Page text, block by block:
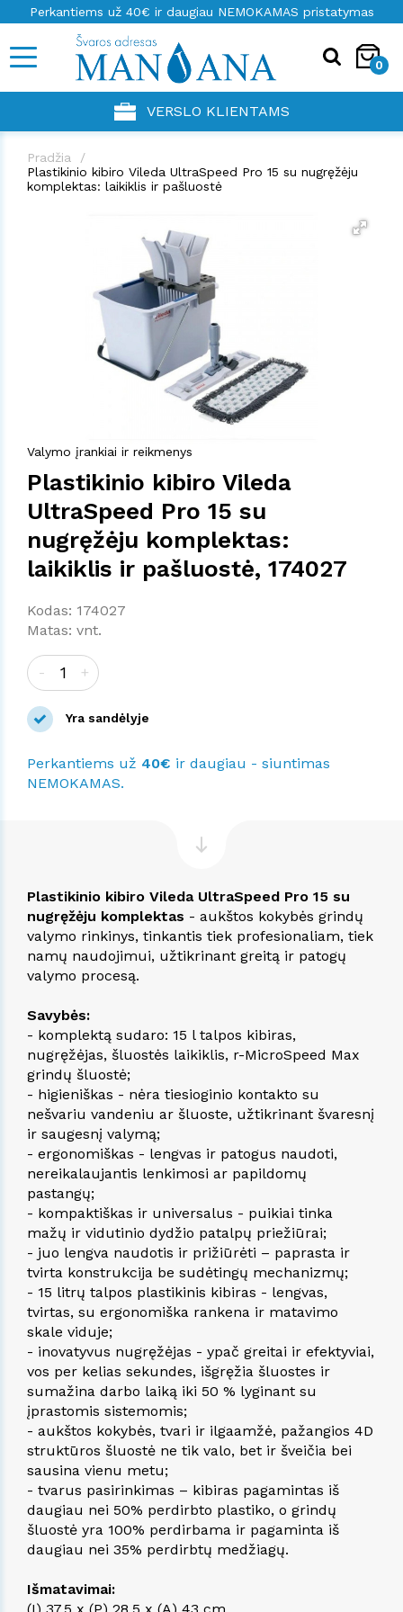
Perkantiems už 40€ ir daugiau NEMOKAMAS pristatymas
0
VERSLO KLIENTAMS
Pradžia
Plastikinio kibiro Vileda UltraSpeed Pro 15 su nugręžėju
komplektas: laikiklis ir pašluostė
Valymo įrankiai ir reikmenys
Plastikinio kibiro Vileda
UltraSpeed Pro 15 su
nugręžėju komplektas:
laikiklis ir pašluostė, 174027
Kodas: 174027
Matas: vnt.
- +
Yra sandėlyje
Perkantiems už 40€ ir daugiau - siuntimas
NEMOKAMAS.
Plastikinio kibiro Vileda UltraSpeed Pro 15 su
nugręžėju komplektas - aukštos kokybės grindų
valymo rinkinys, tinkantis tiek profesionaliam, tiek
namų naudojimui, užtikrinant greitą ir patogų
valymo procesą.
Savybės:
- komplektą sudaro: 15 l talpos kibiras,
nugręžėjas, šluostės laikiklis, r-MicroSpeed Max
grindų šluostė;
- higieniškas - nėra tiesioginio kontakto su
nešvariu vandeniu ar šluoste, užtikrinant švaresnį
ir saugesnį valymą;
- ergonomiškas - lengvas ir patogus naudoti,
nereikalaujantis lenkimosi ar papildomų
pastangų;
- kompaktiškas ir universalus - puikiai tinka
mažų ir vidutinio dydžio patalpų priežiūrai;
- juo lengva naudotis ir prižiūrėti – paprasta ir
tvirta konstrukcija be sudėtingų mechanizmų;
- 15 litrų talpos plastikinis kibiras - lengvas,
tvirtas, su ergonomiška rankena ir matavimo
skale viduje;
- inovatyvus nugręžėjas - ypač greitai ir efektyviai,
vos per kelias sekundes, išgręžia šluostes ir
sumažina darbo laiką iki 50 % lyginant su
įprastomis sistemomis;
- aukštos kokybės, tvari ir ilgaamžė, pažangios 4D
struktūros šluostė ne tik valo, bet ir šveičia bei
sausina vienu metu;
- tvarus pasirinkimas – kibiras pagamintas iš
daugiau nei 50% perdirbto plastiko, o grindų
šluostė yra 100% perdirbama ir pagaminta iš
daugiau nei 35% perdirbtų medžiagų.
Išmatavimai: